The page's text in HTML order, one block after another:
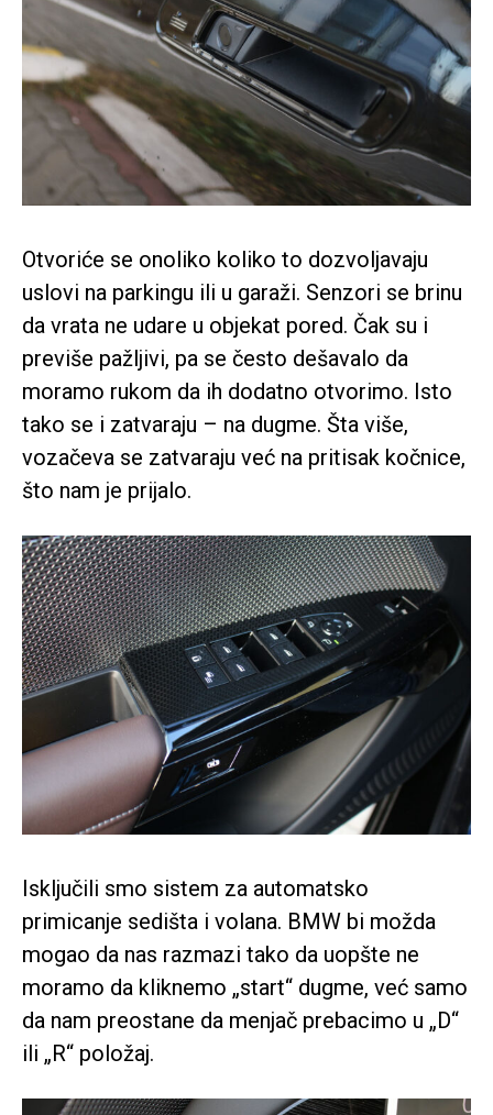
Otvoriće se onoliko koliko to dozvoljavaju
uslovi na parkingu ili u garaži. Senzori se brinu
da vrata ne udare u objekat pored. Čak su i
previše pažljivi, pa se često dešavalo da
moramo rukom da ih dodatno otvorimo. Isto
tako se i zatvaraju – na dugme. Šta više,
vozačeva se zatvaraju već na pritisak kočnice,
što nam je prijalo.
Isključili smo sistem za automatsko
primicanje sedišta i volana. BMW bi možda
mogao da nas razmazi tako da uopšte ne
moramo da kliknemo „start“ dugme, već samo
da nam preostane da menjač prebacimo u „D“
ili „R“ položaj.